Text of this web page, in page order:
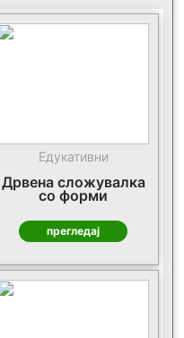
Едукативни
Дрвена сложувалка
со форми
прегледај